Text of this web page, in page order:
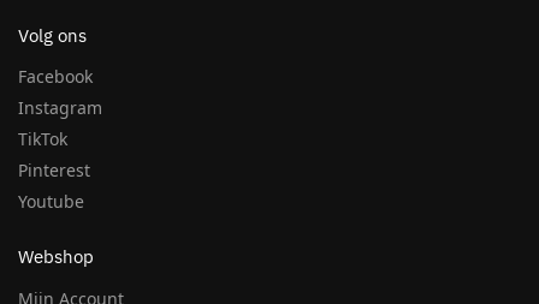
Volg ons
Facebook
Instagram
TikTok
Pinterest
Youtube
Webshop
Mijn Account